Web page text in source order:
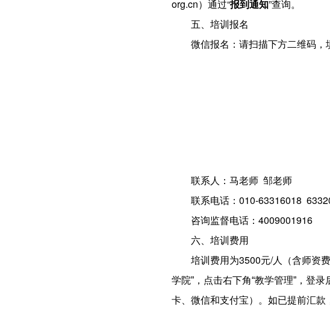
org.cn）通过“报到通知”查询。
五、培训报名
微信报名：请扫描下方二维码，
联系人：马老师 邹老师
联系电话：010-63316018
咨询监督电话：4009001916
六、培训费用
培训费用为3500元/人（含师资
学院” ，点击右下角“教学管理” ，登录
卡、微信和支付宝）。如已提前汇款